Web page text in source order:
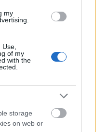
my
of my
with the
storage
on web or